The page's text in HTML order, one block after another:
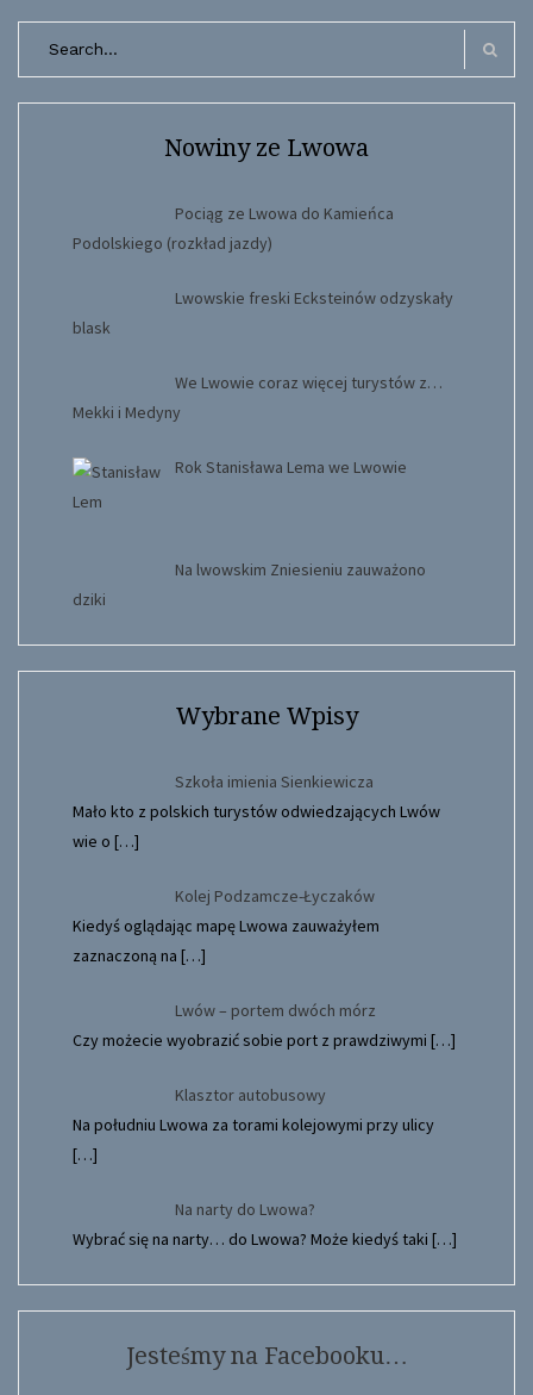
Search
Nowiny ze Lwowa
Pociąg ze Lwowa do Kamieńca
Podolskiego (rozkład jazdy)
Lwowskie freski Ecksteinów odzyskały
blask
We Lwowie coraz więcej turystów z…
Mekki i Medyny
Rok Stanisława Lema we Lwowie
Na lwowskim Zniesieniu zauważono
dziki
Wybrane Wpisy
Szkoła imienia Sienkiewicza
Mało kto z polskich turystów odwiedzających Lwów
wie o […]
Kolej Podzamcze-Łyczaków
Kiedyś oglądając mapę Lwowa zauważyłem
zaznaczoną na […]
Lwów – portem dwóch mórz
Czy możecie wyobrazić sobie port z prawdziwymi […]
Klasztor autobusowy
Na południu Lwowa za torami kolejowymi przy ulicy
[…]
Na narty do Lwowa?
Wybrać się na narty… do Lwowa? Może kiedyś taki […]
Jesteśmy na Facebooku…